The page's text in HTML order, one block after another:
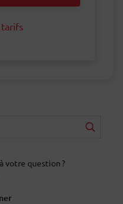
tarifs
votre question ?